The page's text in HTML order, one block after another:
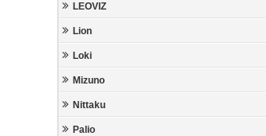
LEOVIZ
Lion
Loki
Mizuno
Nittaku
Palio